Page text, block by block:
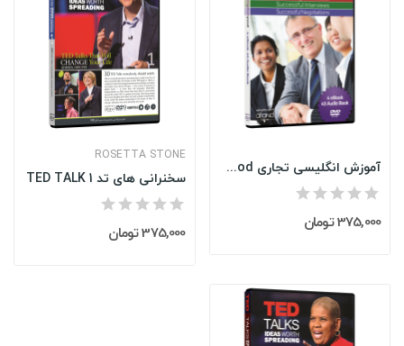
آموزش انگلیسی تجاری Business English Pod
375,000 تومان
ROSETTA STONE
سخنرانی های تد TED TALK 1
375,000 تومان